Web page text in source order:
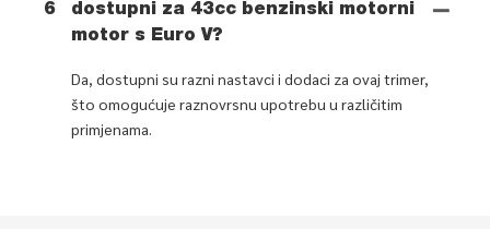
6
dostupni za 43cc benzinski motorni
motor s Euro V?
Da, dostupni su razni nastavci i dodaci za ovaj trimer,
što omogućuje raznovrsnu upotrebu u različitim
primjenama.